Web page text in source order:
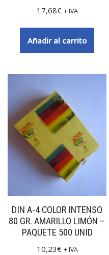
17,68€ + IVA
Añadir al carrito
DIN A-4 COLOR INTENSO
80 GR. AMARILLO LIMÓN –
PAQUETE 500 UNID
10,23€ + IVA